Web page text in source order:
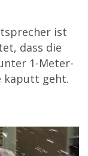
ist
dass die
1-Meter-
kaputt geht.